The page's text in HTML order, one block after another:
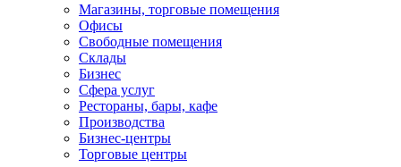
Магазины, торговые помещения
Офисы
Свободные помещения
Склады
Бизнес
Сфера услуг
Рестораны, бары, кафе
Производства
Бизнес-центры
Торговые центры